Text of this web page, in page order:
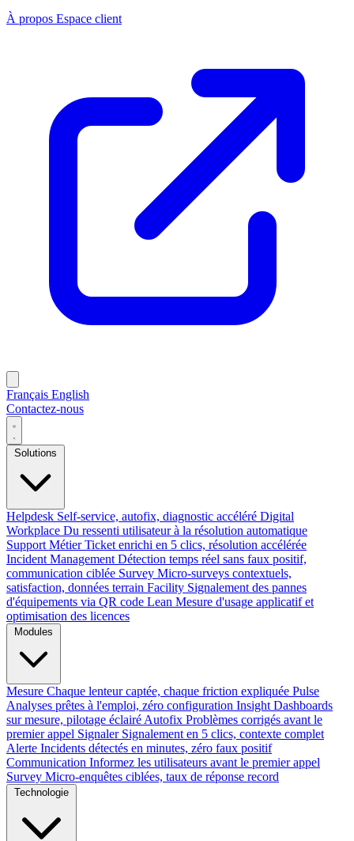
À propos Espace client
Français English
Contactez-nous
Helpdesk Self-service, autofix, diagnostic accéléré Digital
Workplace Du ressenti utilisateur à la résolution automatique
Support Métier Ticket enrichi en 5 clics, résolution accélérée
Incident Management Détection temps réel sans faux positif,
communication ciblée Survey Micro-surveys contextuels,
satisfaction, données terrain Facility Signalement des pannes
d'équipements via QR code Lean Mesure d'usage applicatif et
optimisation des licences
Mesure Chaque lenteur captée, chaque friction expliquée Pulse
Analyses prêtes à l'emploi, zéro configuration Insight Dashboards
sur mesure, pilotage éclairé Autofix Problèmes corrigés avant le
premier appel Signaler Signalement en 5 clics, contexte complet
Alerte Incidents détectés en minutes, zéro faux positif
Communication Informez les utilisateurs avant le premier appel
Survey Micro-enquêtes ciblées, taux de réponse record